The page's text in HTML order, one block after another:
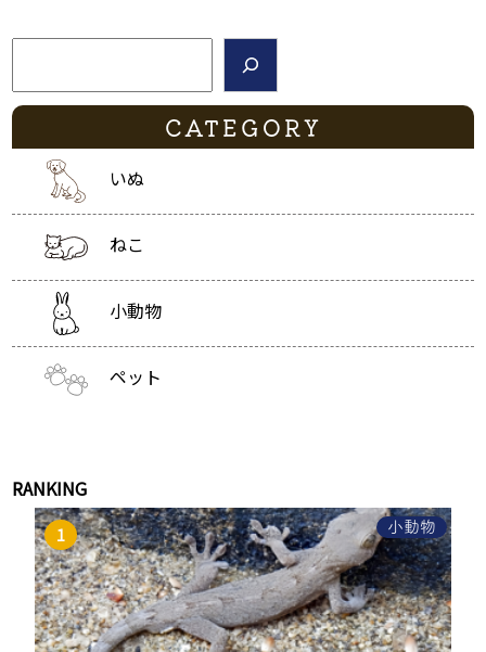
検索
CATEGORY
いぬ
ねこ
小動物
ペット
RANKING
小動物